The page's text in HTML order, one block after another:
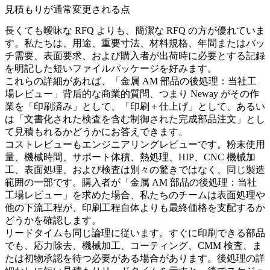
見積もりが通常変更される点
長くても曖昧な RFQ よりも、簡潔な RFQ の方が優れていま
す。私たちは、用途、重要寸法、材料規格、年間またはバッ
チ需要、表面要求、および購入者が出荷時に必要とする記録
を明記した短いファイルパッケージを好みます。
これらの詳細があれば、「金属 AM 部品の後処理：当社工
場レビュー」背后的な商業的質問、つまり Neway がその作
業を「印刷済み」として、「印刷＋仕上げ」として、あるい
は「文書化された検査を含む制御された完成部品注文」とし
て見積もれるかどうかにお答えできます。
コストレビューもエンジニアリングレビューです。粉末使用
量、機械時間、サポート体積、熱処理、HIP、CNC 機械加
工、表面処理、および検査は別々の驚きではなく、同じ製造
範囲の一部です。購入者が「金属 AM 部品の後処理：当社
工場レビュー」を求めた場合、私たちのチームは表面処理や
他の下流工程が、印刷工程自体よりも最終価格を支配するか
どうかを確認します。
リードタイムも同じ論理に従います。すぐに印刷できる部品
でも、応力除去、機械加工、コーティング、CMM 検査、ま
たは初物承認を待つ必要がある場合があります。後処理の詳